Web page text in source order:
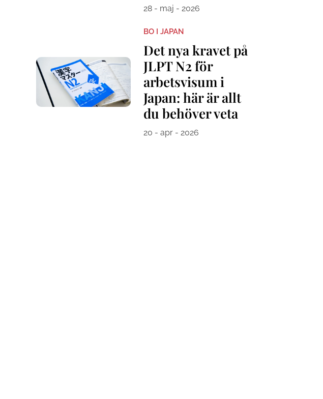
28 - maj - 2026
BO I JAPAN
Det nya kravet på
JLPT N2 för
arbetsvisum i
Japan: här är allt
du behöver veta
20 - apr - 2026